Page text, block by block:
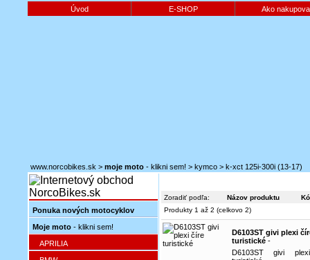
Úvod E-SHOP Ako
www.norcobikes.sk > moje moto - klikni sem! > kymco > k-xct 125i-300i (13-17)
Ponuka nových motocyklov
Moje moto - klikni sem!
APRILIA
Zoradiť podľa: Názov produktu
Produkty 1 až 2 (celkovo 2)
D6103ST givi plexi
turistické -
D6103ST givi